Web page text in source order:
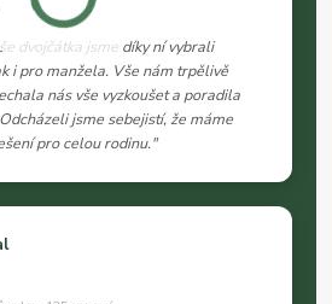
dvojčátka jsme díky ní vybrali
i pro manžela. Vše nám trpělivě
nás vše vyzkoušet a poradila
jsme sebejistí, že máme
pro celou rodinu."